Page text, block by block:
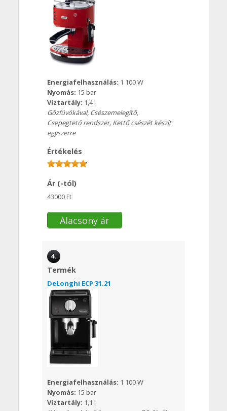
Energiafelhasználás: 1 100 W
Nyomás: 15 bar
Víztartály: 1,4 l
Gőzfúvókával, Csészemelegítő,
Csepegtető rendszer, Kettő csészét készít
egyszerre
Értékelés
Ár (-tól)
43000 Ft
Alacsony ár
4.
Termék
DeLonghi ECP 31.21
Energiafelhasználás: 1 100 W
Nyomás: 15 bar
Víztartály: 1,1 l